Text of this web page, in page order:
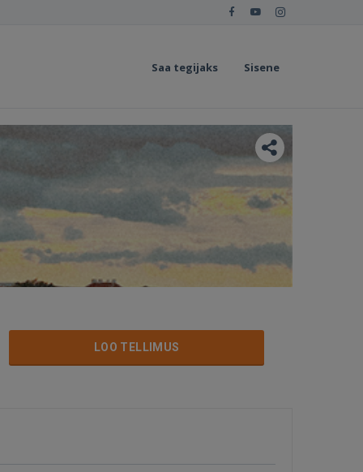
Saa tegijaks Sisene
LOO TELLIMUS